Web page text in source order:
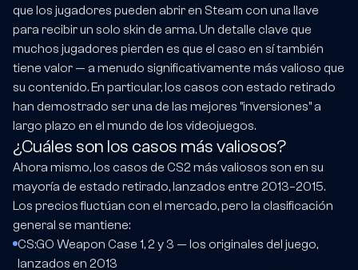
que los jugadores pueden abrir en Steam con una llave
para recibir un solo skin de arma. Un detalle clave que
muchos jugadores pierden es que el caso en sí también
tiene valor — a menudo significativamente más valioso que
su contenido. En particular, los casos con estado retirado
han demostrado ser una de las mejores "inversiones" a
largo plazo en el mundo de los videojuegos.
¿Cuáles son los casos más valiosos?
Ahora mismo, los casos de CS2 más valiosos son en su
mayoría de estado retirado, lanzados entre 2013–2015.
Los precios fluctúan con el mercado, pero la clasificación
general se mantiene:
CS:GO Weapon Case 1, 2 y 3 — los originales del juego,
lanzados en 2013